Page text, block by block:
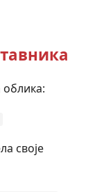
облика:
своје